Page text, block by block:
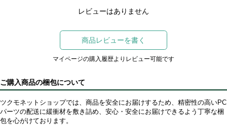
レビューはありません
商品レビューを書く
マイページの購入履歴よりレビュー可能です
ご購入商品の梱包について
ツクモネットショップでは、商品を安全にお届けするため、精密性の高いPC
パーツの配送に緩衝材を敷き詰め、安心・安全にお届けできるよう丁寧な梱
包を心がけております。